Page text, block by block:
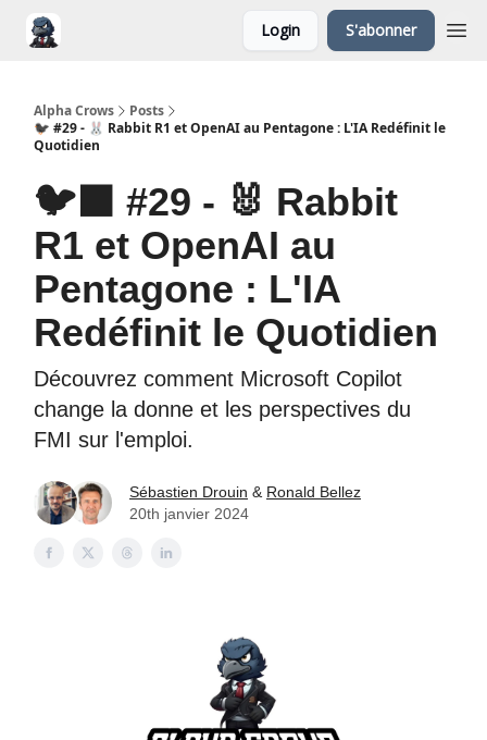
Login S'abonner
Alpha Crows
Posts
🐦‍⬛ #29 - 🐰 Rabbit R1 et OpenAI au Pentagone : L'IA Redéfinit le
Quotidien
🐦‍⬛ #29 - 🐰 Rabbit
R1 et OpenAI au
Pentagone : L'IA
Redéfinit le Quotidien
Découvrez comment Microsoft Copilot
change la donne et les perspectives du
FMI sur l'emploi.
Sébastien Drouin & Ronald Bellez
20th janvier 2024